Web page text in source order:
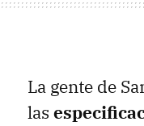
La gente de
las